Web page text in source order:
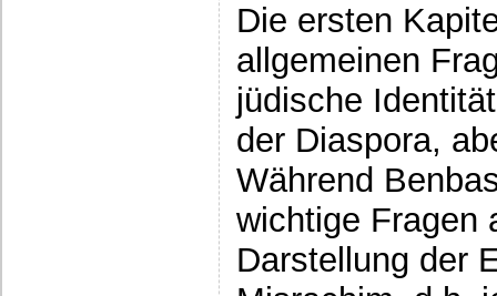
Die ersten
allgemeinen
jüdische
der Diaspora,
Während
wichtige Fragen
Darstellung der